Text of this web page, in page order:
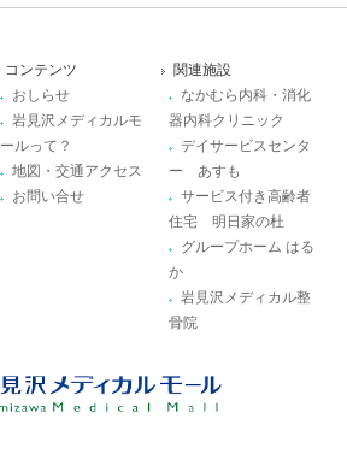
コンテンツ
おしらせ
岩見沢メディカルモ
ールって？
地図・交通アクセス
お問い合せ
関連施設
なかむら内科・消化
器内科クリニック
デイサービスセンタ
ー あすも
サービス付き高齢者
住宅 明日家の杜
グループホーム はる
か
岩見沢メディカル整
骨院